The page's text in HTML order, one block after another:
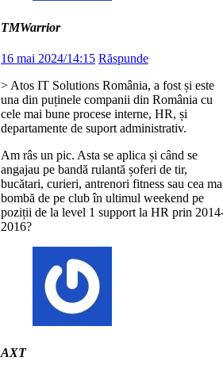
TMWarrior
16 mai 2024/14:15 Răspunde
> Atos IT Solutions România, a fost și este
una din puținele companii din România cu
cele mai bune procese interne, HR, și
departamente de suport administrativ.
Am râs un pic. Asta se aplica și când se
angajau pe bandă rulantă șoferi de tir,
bucătari, curieri, antrenori fitness sau cea
bombă de pe club în ultimul weekend pe
poziții de la level 1 support la HR prin
2016?
AXT